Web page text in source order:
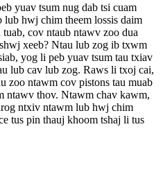
yuav tsum nug dab tsi cuam
lub hwj chim theem lossis daim
cov ntaub ntawv zoo dua
xeeb? Ntau lub zog ib txwm
yog li peb yuav tsum tau txiav
lub cav lub zog. Raws li txoj cai,
zoo ntawm cov pistons tau muab
ntawv thov. Ntawm chav kawm,
ntxiv ntawm lub hwj chim
tus pin thauj khoom tshaj li tus